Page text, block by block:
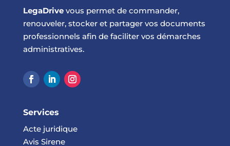
LegaDrivevous permet de commander,
renouveler, stocker et partager vos documents
professionnels afin de faciliter vos démarches
administratives.
Services
Acte juridique
Avis Sirene